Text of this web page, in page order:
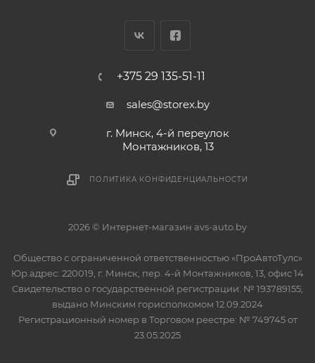
+375 29 135-51-11
sales@storex.by
г. Минск, 4-й переулок
Монтажников, 13
ПОЛИТИКА КОНФИДЕНЦИАЛЬНОСТИ
2026 © Интернет-магазин avs-auto.by
Общество с ограниченной ответственностью «ПроАвтоТулс»
Юр.адрес: 220019, г. Минск, пер. 4-й Монтажников, 13, офис 14
Свидетельство о государственной регистрации: № 193789155,
выдано Минским горисполкомом 12.09.2024
Регистрационный номер в Торговом реестре: № 749745 от
23.05.2025